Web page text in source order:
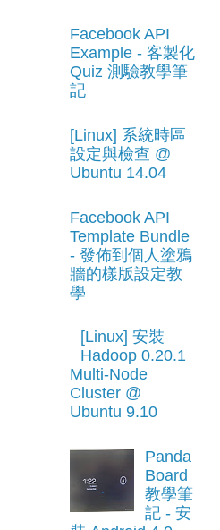
Facebook API
Example - 客製化
Quiz 測驗教學筆
記
[Linux] 系統時區
設定與檢查 @
Ubuntu 14.04
Facebook API
Template Bundle
- 發佈到個人塗鴉
牆的樣版設定教
學
[Linux] 安裝
Hadoop 0.20.1
Multi-Node
Cluster @
Ubuntu 9.10
Panda
Board
教學筆
記 - 安